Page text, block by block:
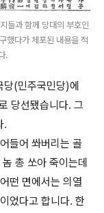
들과 함께 당대의 부호인
했다가 체포된 내용을 적
.
(민주국민당)에
당선됐습니다. 그
.
들어 쏴버리는 골
총 쏘아 죽이는데
떤 면에서는 의열
었다고 합니다. 한